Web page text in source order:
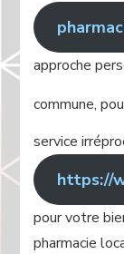
approche
commune,
service
https://
pour votre
pharmacie